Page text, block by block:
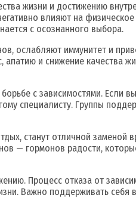
жизни и достижению
влияют на
с осознанного выбора.
ослабляют иммунитет и
и снижение качества
с зависимостями. Если
специалисту. Группы
станут отличной
— гормонов радости,
Процесс отказа от
Важно поддерживать себя